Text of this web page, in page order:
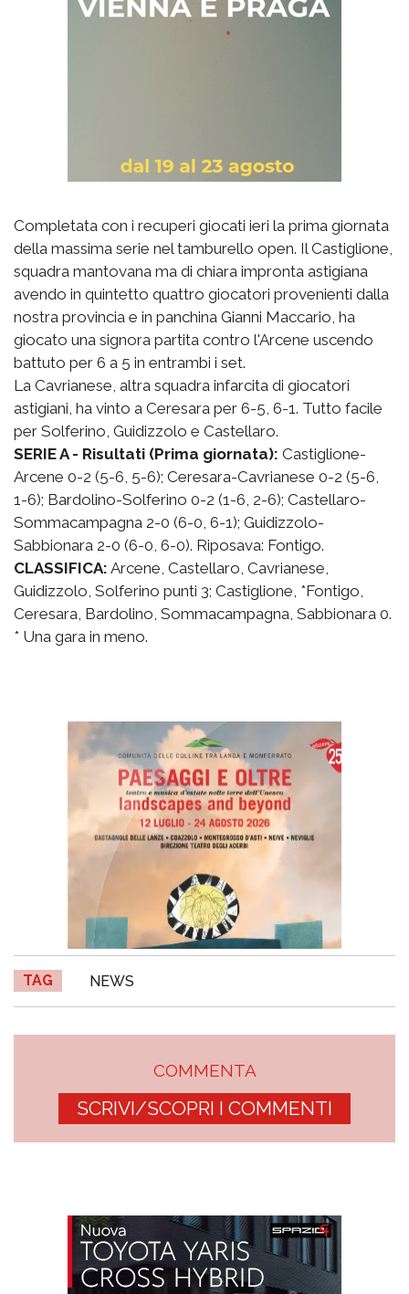
Completata con i recuperi giocati ieri la prima giornata
della massima serie nel tamburello open. Il Castiglione,
squadra mantovana ma di chiara impronta astigiana
avendo in quintetto quattro giocatori provenienti dalla
nostra provincia e in panchina Gianni Maccario, ha
giocato una signora partita contro l'Arcene uscendo
battuto per 6 a 5 in entrambi i set.
La Cavrianese, altra squadra infarcita di giocatori
astigiani, ha vinto a Ceresara per 6-5, 6-1. Tutto facile
per Solferino, Guidizzolo e Castellaro.
SERIE A - Risultati (Prima giornata): Castiglione-
Arcene 0-2 (5-6, 5-6); Ceresara-Cavrianese 0-2 (5-6,
1-6); Bardolino-Solferino 0-2 (1-6, 2-6); Castellaro-
Sommacampagna 2-0 (6-0, 6-1); Guidizzolo-
Sabbionara 2-0 (6-0, 6-0). Riposava: Fontigo.
CLASSIFICA: Arcene, Castellaro, Cavrianese,
Guidizzolo, Solferino punti 3; Castiglione, *Fontigo,
Ceresara, Bardolino, Sommacampagna, Sabbionara 0.
* Una gara in meno.
TAG NEWS
COMMENTA
SCRIVI/SCOPRI I COMMENTI